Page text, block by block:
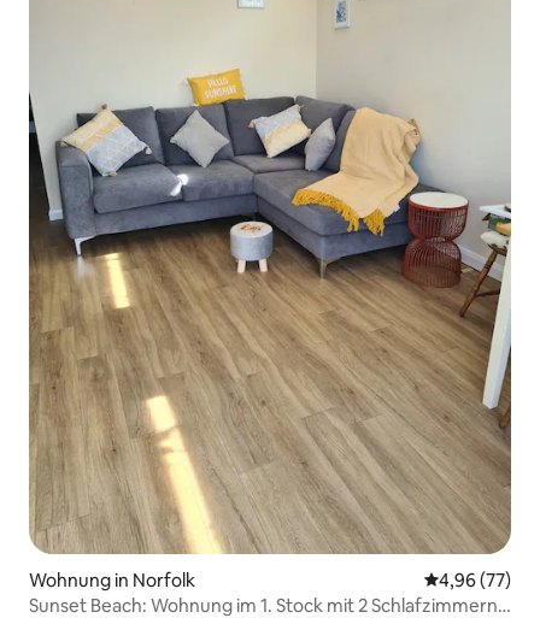
Wohnung in Norfolk
4,96 (77)
Sunset Beach: Wohnung im 1. Stock mit 2 Schlafzimmern